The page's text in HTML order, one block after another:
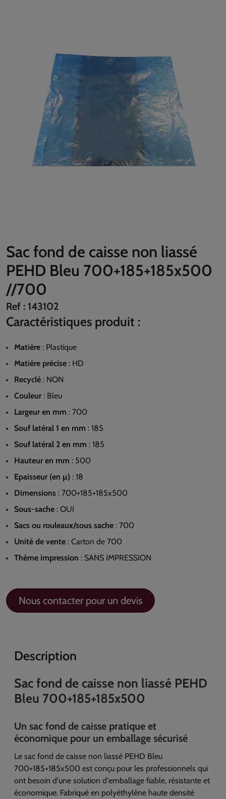
Sac fond de caisse non liassé
PEHD Bleu 700+185+185x500
//700
Ref : 143102
Caractéristiques produit :
Matière : Plastique
Matière précise : HD
Recyclé : NON
Couleur : Bleu
Largeur en mm : 700
Souf latéral 1 en mm : 185
Souf latéral 2 en mm : 185
Hauteur en mm : 500
Epaisseur (en µ) : 18
Dimensions : 700+185+185x500
Sous-sache : OUI
Sacs ou rouleaux/sous sache : 700
Unité de vente : Carton de 700
Thème impression : SANS IMPRESSION
Nous contacter pour un devis
Description
Sac fond de caisse non liassé PEHD
Bleu 700+185+185x500
Un sac fond de caisse pratique et
économique pour un emballage sécurisé
Le sac fond de caisse non liassé PEHD Bleu
700+185+185x500 est conçu pour les professionnels qui
ont besoin d'une solution d'emballage fiable, résistante et
économique. Fabriqué en polyéthylène haute densité